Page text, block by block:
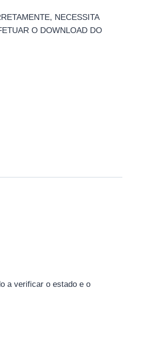
NECESSITA
O DOWNLOAD DO
a verificar o estado e o